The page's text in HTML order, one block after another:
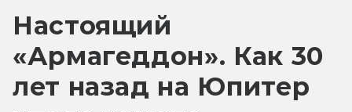
Настоящий
«Армагеддон». Как 30
лет назад на Юпитер